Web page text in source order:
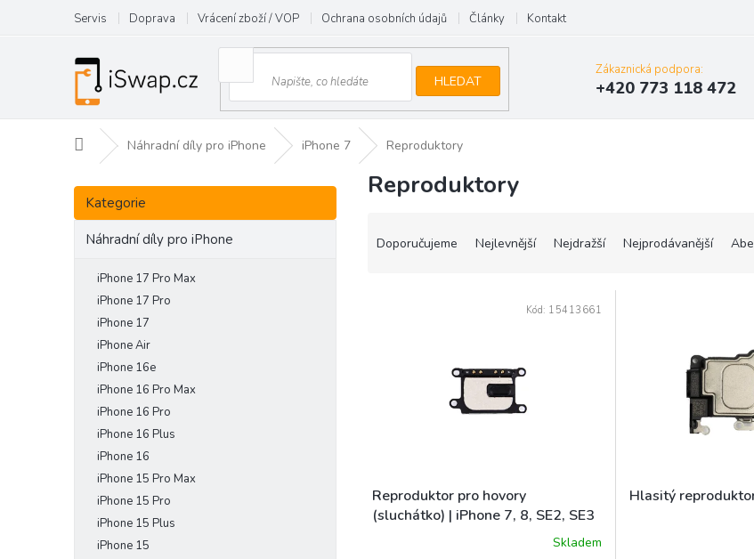
obsah
Servis Doprava Vrácení zboží / VOP Ochrana osobních údajů Články Kontakt
HLEDAT
Zákaznická podpora:
+420 773 118 472
Domů Náhradní díly pro iPhone iPhone 7 Reproduktory
P
s
Přeskočit
kategorie
Kategorie
Náhradní díly pro iPhone
iPhone 17 Pro Max
iPhone 17 Pro
iPhone 17
iPhone Air
iPhone 16e
iPhone 16 Pro Max
iPhone 16 Pro
iPhone 16 Plus
iPhone 16
iPhone 15 Pro Max
iPhone 15 Pro
iPhone 15 Plus
iPhone 15
Reproduktory
Doporučujeme Nejlevnější Nejdražší Nejprodávanější
kReproduktor pro hovory
(sluchátko) | iPhone 7, 8, SE2, SE3
Skladem
Kód: 15413661
Hlasitý